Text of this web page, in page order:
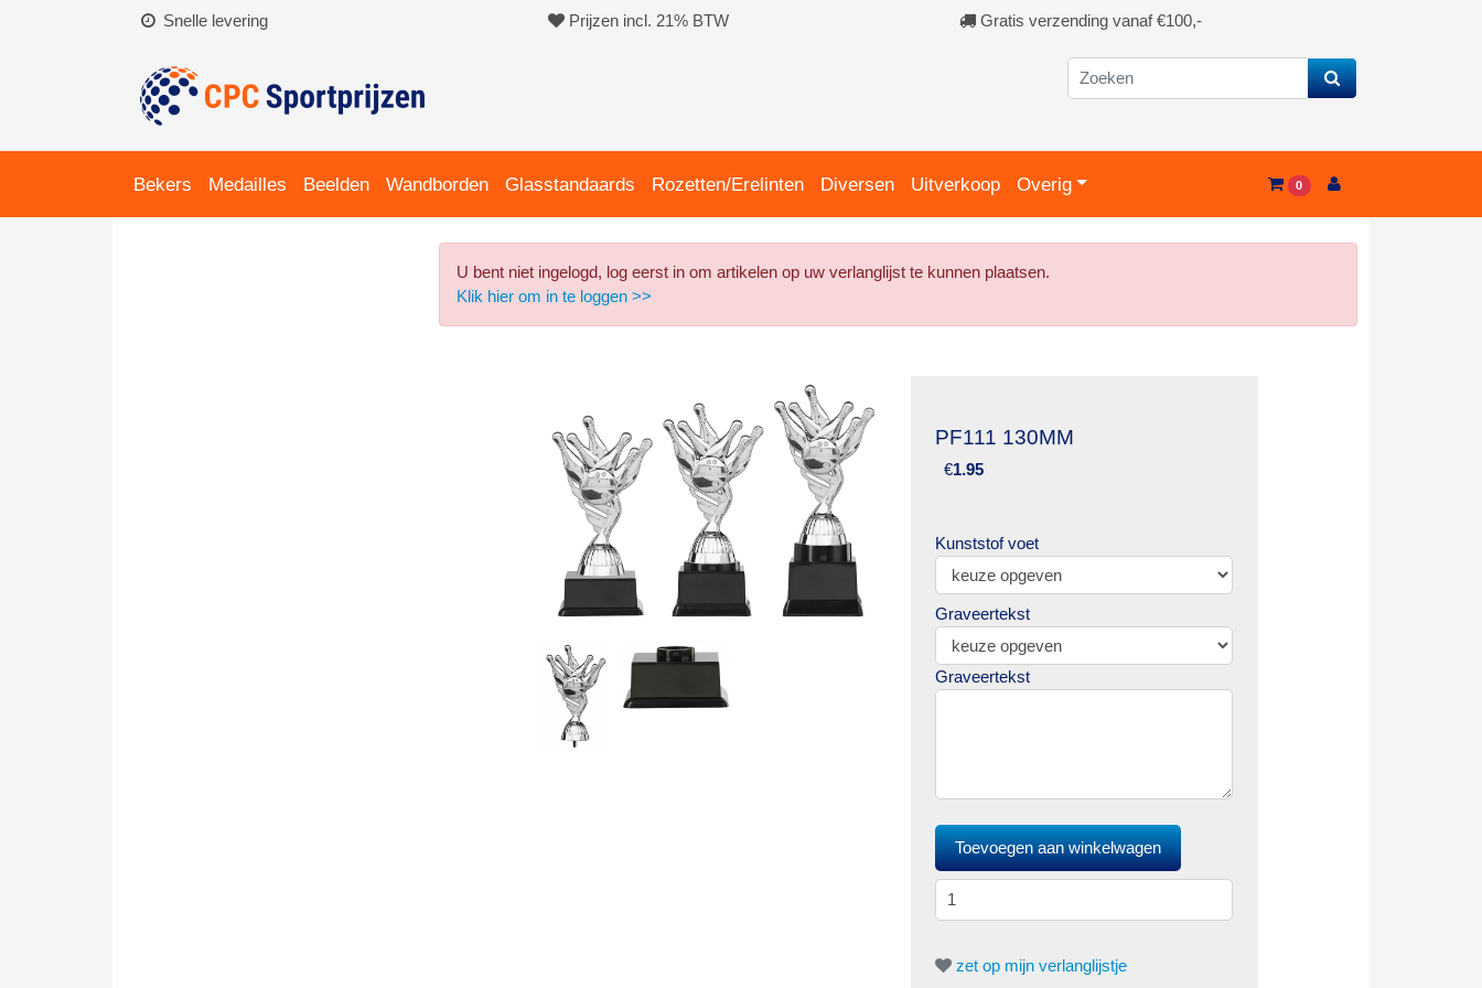
Snelle levering Prijzen incl. 21% BTW Gratis verzending vanaf €100,-
Bekers Medailles Beelden Wandborden Glasstandaards Rozetten/Erelinten Diversen Uitverkoop Overig 0
U bent niet ingelogd, log eerst in om artikelen op uw verlanglijst te kunnen plaatsen.
Klik hier om in te loggen >>
PF111 130MM
€1.95
Kunststof voet
Graveertekst
Graveertekst
zet op mijn verlanglijstje